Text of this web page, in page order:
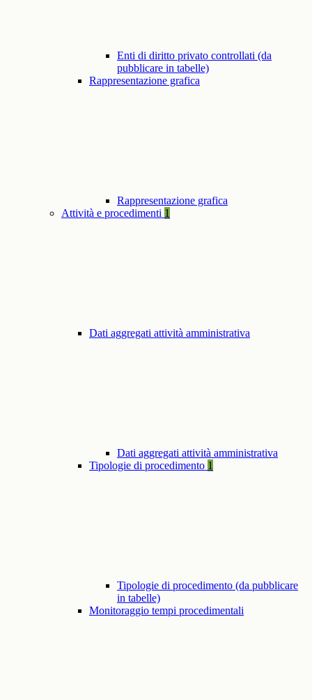
Enti di diritto privato controllati (da
pubblicare in tabelle)
Rappresentazione grafica
Rappresentazione grafica
Attività e procedimenti 1
Dati aggregati attività amministrativa
Dati aggregati attività amministrativa
Tipologie di procedimento 1
Tipologie di procedimento (da pubblicare
in tabelle)
Monitoraggio tempi procedimentali